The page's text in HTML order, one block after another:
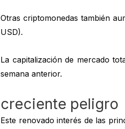
Otras criptomonedas también
USD).
La capitalización de mercado
semana anterior.
creciente peligro
Este renovado interés de las